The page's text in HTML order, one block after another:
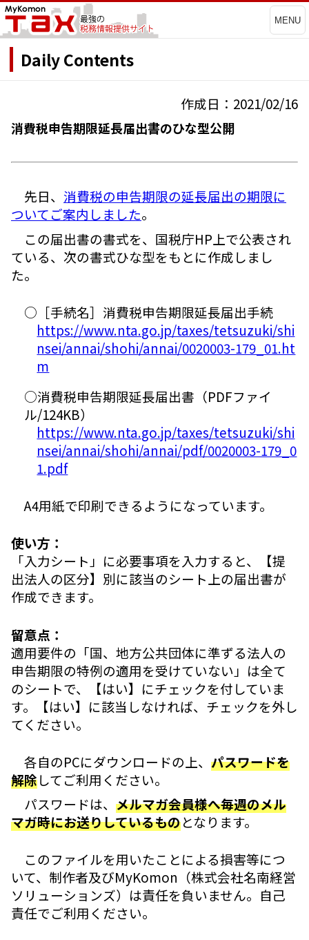
MENU
Daily Contents
作成日：2021/02/16
消費税申告期限延長届出書のひな型公開
先日、 消費税の申告期限の延長届出の期限に
ついてご案内しました。
この届出書の書式を、国税庁HP上で公表され
ている、次の書式ひな型をもとに作成しまし
た。
○［手続名］消費税申告期限延長届出手続
https://www.nta.go.jp/taxes/tetsuzuki/shi
nsei/annai/shohi/annai/0020003-179_01.ht
m
○消費税申告期限延長届出書（PDFファイ
ル/124KB）
https://www.nta.go.jp/taxes/tetsuzuki/shi
nsei/annai/shohi/annai/pdf/0020003-179_0
1.pdf
A4用紙で印刷できるようになっています。
使い方：
「入力シート」に必要事項を入力すると、【提
出法人の区分】別に該当のシート上の届出書が
作成できます。
留意点：
適用要件の「国、地方公共団体に準ずる法人の
申告期限の特例の適用を受けていない」は全て
のシートで、【はい】にチェックを付していま
す。【はい】に該当しなければ、チェックを外し
てください。
各自のPCにダウンロードの上、 パスワードを
解除してご利用ください。
パスワードは、 メルマガ会員様へ毎週のメル
マガ時にお送りしているものとなります。
このファイルを用いたことによる損害等につ
いて、制作者及びMyKomon（株式会社名南経営
ソリューションズ）は責任を負いません。自己
責任でご利用ください。